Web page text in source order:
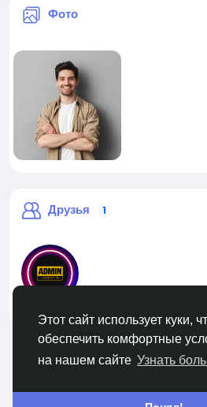
Этот сайт использует куки,
обеспечить комфортные
на нашем сайте Узнать
Фото
Друзья 1
liveadmin
© 2026 Live City In